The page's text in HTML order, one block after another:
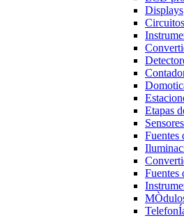
Displays
Etapas
Fuentes
Fuentes